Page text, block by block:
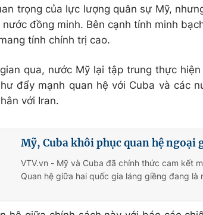
trọng của lực lượng quân sự Mỹ,
nước đồng minh. Bên cạnh tính minh
tính chính trị cao.
qua, nước Mỹ lại tập trung thực
đẩy mạnh quan hệ với Cuba và các
với Iran.
Mỹ, Cuba khôi phục quan hệ ngoại
VTV.vn - Mỹ và Cuba đã chính thức cam kết
Quan hệ giữa hai quốc gia láng giềng đang